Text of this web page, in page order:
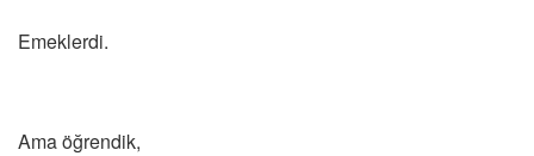
Emeklerdi.
Ama öğrendik,